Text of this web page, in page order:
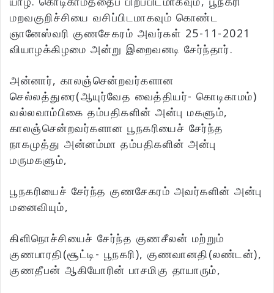
மறவகுறிச்சியை வசிப்பிடமாகவும் கொண்ட
ஞானேஸ்வரி குணசேகரம் அவர்கள் 25-11-2021
வியாழக்கிழமை அன்று இறைவனடி சேர்ந்தார்.
அன்னார், காலஞ்சென்றவர்களான
செல்லத்துரை(ஆயுர்வேத வைத்தியர்- கொடிகாமம்)
வல்லவாம்பிகை தம்பதிகளின் அன்பு மகளும்,
காலஞ்சென்றவர்களான பூநகரியைச் சேர்ந்த
நாகமுத்து அன்னம்மா தம்பதிகளின் அன்பு
மருமகளும்,
பூநகரியைச் சேர்ந்த குணசேகரம் அவர்களின் அன்பு
மனைவியும்,
கிளிநொச்சியைச் சேர்ந்த குணசீலன் மற்றும்
குணபாரதி(சூட்டி- பூநகரி), குணவானதி(லண்டன்),
குணதீபன் ஆகியோரின் பாசமிகு தாயாரும்,